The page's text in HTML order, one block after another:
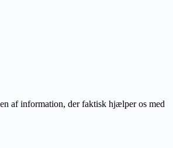
af information, der faktisk hjælper os med